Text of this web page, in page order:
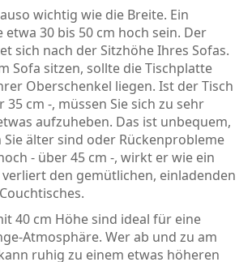
wichtig wie die Breite. Ein
etwa 30 bis 50 cm hoch sein. Der
sich nach der Sitzhöhe Ihres Sofas.
Sofa sitzen, sollte die Tischplatte
Oberschenkel liegen. Ist der Tisch
cm -, müssen Sie sich zu sehr
aufzuheben. Das ist unbequem,
älter sind oder Rückenprobleme
- über 45 cm -, wirkt er wie ein
den gemütlichen, einladenden
40 cm Höhe sind ideal für eine
Atmosphäre. Wer ab und zu am
ruhig zu einem etwas höheren